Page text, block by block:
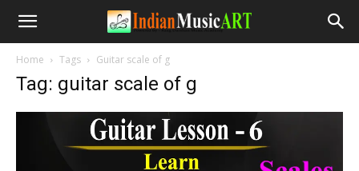
Home Tags Guitar scale of g
Tag: guitar scale of g